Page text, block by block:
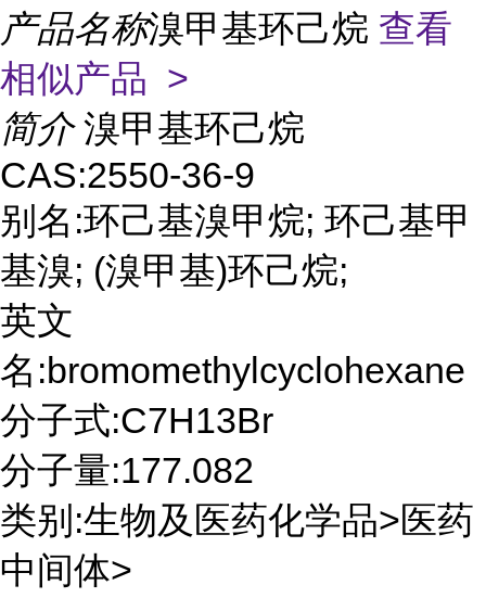
产品名称溴甲基环己烷 查看
相似产品 >
简介 溴甲基环己烷
CAS:2550-36-9
别名:环己基溴甲烷; 环己基甲
基溴; (溴甲基)环己烷;
英文
名:bromomethylcyclohexane
分子式:C7H13Br
分子量:177.082
类别:生物及医药化学品>医药
中间体>